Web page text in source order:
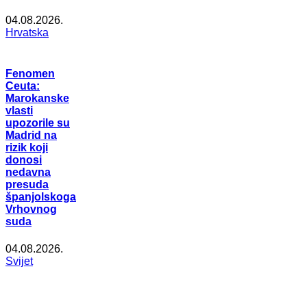
04.08.2026.
Hrvatska
Fenomen
Ceuta:
Marokanske
vlasti
upozorile su
Madrid na
rizik koji
donosi
nedavna
presuda
španjolskoga
Vrhovnog
suda
04.08.2026.
Svijet